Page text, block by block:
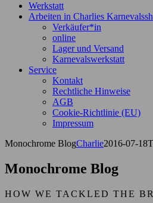
Werkstatt
Arbeiten in Charlies
Verkäufer*in
online
Lager und Versand
Karnevalswerkstatt
Service
Kontakt
Rechtliche Hinweise
AGB
Cookie-Richtlinie (EU)
Impressum
Monochrome BlogCharlie2016-07-
Monochrome Blog
HOW WE TACKLED THE